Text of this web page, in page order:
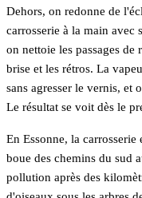
Dehors, on redonne de
carrosserie à la main avec
on nettoie les passages de
brise et les rétros. La
sans agresser le vernis,
Le résultat se voit dès le
En Essonne, la
boue des chemins du sud
pollution après des